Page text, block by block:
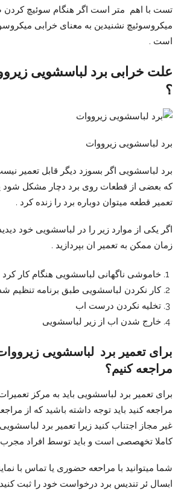
تست با اهم متر است اگر هنگام سوئیچ کردن
میکروسوئیچ نشنیدین به معنای خرابی
است .
علت خرابی برد لباسشویی
؟
برد لباسشویی زیرووات
برد لباسشویی اگر بسوزد دیگر قابل تعمیر
که بعضی از قطعات روی برد دچار مشکل شود
تعمیر قطعه میتوان دوباره برد را زنده کرد .
اگر یکی از موارد زیر را در لباسشویی خود
زمان ممکن به تعمیر ان بپردازید .
خاموشی ناگهانی لباسشویی هنگام کار کرد
کار نکردن لباسشویی طبق برنامه تنظیم
تخلیه نکردن درست اب
خارج شدن اب از زیر لباسشویی
برای تعمیر برد لباسشویی
مراجعه کنیم؟
برای تعمیر برد لباسشویی باید به مرکز
مراجعه کنید باید توجه داشته باشید که از
غیر مجاز اجتناب کنید زیرا تعمیر برد
کاملا تخهصصی است و باید توسط افراد
شما میتوانید با مراحعه حضوری یا تماس با
ابسال ئر تندیس برد درخواست خود را ثبت